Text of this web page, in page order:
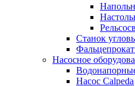
Станок
Насосное
Насос Calpeda